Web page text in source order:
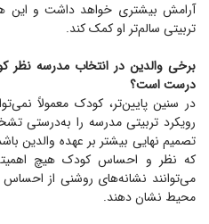
آرامش بیشتری خواهد داشت و این
تربیتی سالم‌تر او کمک کند.
برخی والدین در انتخاب مدرسه نظر
درست است؟
در سنین پایین‌تر، کودک معمولاً
رویکرد تربیتی مدرسه را به‌درستی
تصمیم نهایی بیشتر بر عهده والدین
که نظر و احساس کودک هیچ
می‌توانند نشانه‌های روشنی از
محیط نشان دهند.